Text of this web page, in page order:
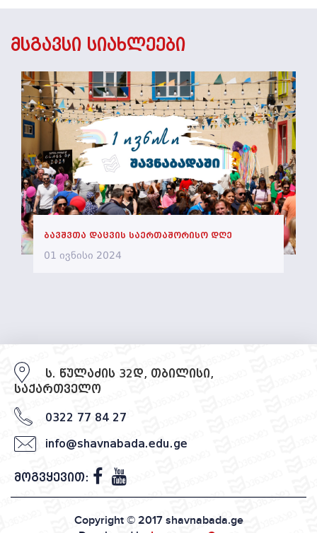
მსგავსი სიახლეები
ბავშვთა დაცვის საერთაშორისო დღე
01 ივნისი 2024
ს. წულაძის 32დ, თბილისი,
საქართველო
0322 77 84 27
info@shavnabada.edu.ge
მოგვყევით:
Copyright © 2017 shavnabada.ge